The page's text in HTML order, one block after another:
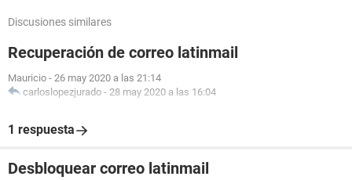
Discusiones similares
Recuperación de correo latinmail
Mauricio - 26 may 2020 a las 21:14
carloslopezjurado - 28 may 2020 a las 16:04
1 respuesta
Desbloquear correo latinmail